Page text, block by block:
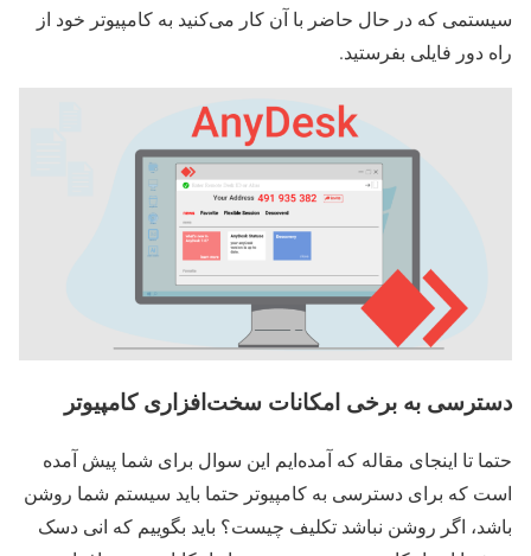
سیستمی که در حال حاضر با آن کار می‌کنید به کامپیوتر خود از
راه دور فایلی بفرستید.
دسترسی به برخی امکانات سخت‌افزاری کامپیوتر
حتما تا اینجای مقاله که آمده‌ایم این سوال برای شما پیش آمده
است که برای دسترسی به کامپیوتر حتما باید سیستم شما روشن
باشد، اگر روشن نباشد تکلیف چیست؟ باید بگوییم که انی دسک